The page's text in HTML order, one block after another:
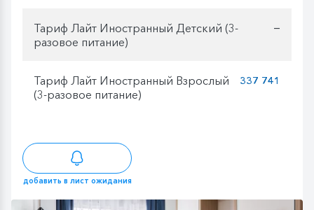
Тариф Лайт Иностранный Детский (3-
разовое питание)
—
Тариф Лайт Иностранный Взрослый
(3-разовое питание)
337 741
добавить в лист ожидания